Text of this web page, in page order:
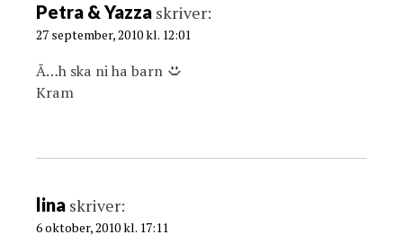
Petra & Yazza skriver:
27 september, 2010 kl. 12:01
Ã…h ska ni ha barn
Kram
lina skriver:
6 oktober, 2010 kl. 17:11